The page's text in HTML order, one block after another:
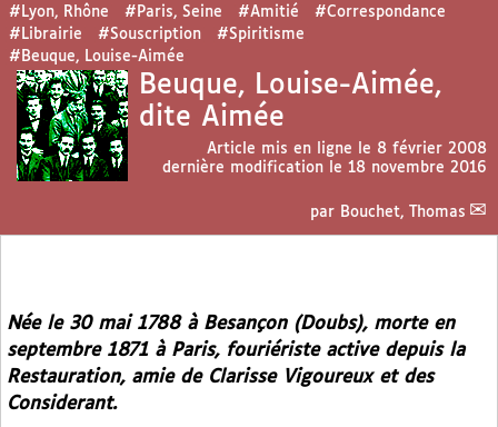
#Lyon, Rhône #Paris, Seine #Amitié
#Correspondance
#Librairie
#Souscription
#Spiritisme
#Beuque, Louise-Aimée
Beuque, Louise-Aimée,
dite Aimée
Article mis en ligne le 8 février 2008
dernière modification le 18 novembre 2016
par Bouchet, Thomas
Née le 30 mai 1788 à Besançon (Doubs), morte en
septembre 1871 à Paris, fouriériste active depuis la
Restauration, amie de Clarisse Vigoureux et des
Considerant.